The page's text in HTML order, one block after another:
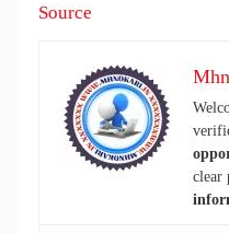
Source
clear